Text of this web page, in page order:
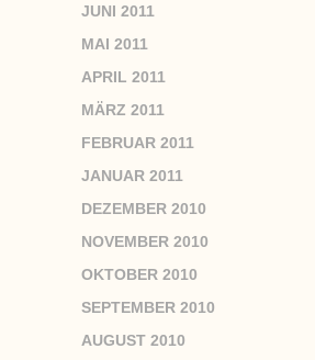
JUNI 2011
MAI 2011
APRIL 2011
MÄRZ 2011
FEBRUAR 2011
JANUAR 2011
DEZEMBER 2010
NOVEMBER 2010
OKTOBER 2010
SEPTEMBER 2010
AUGUST 2010